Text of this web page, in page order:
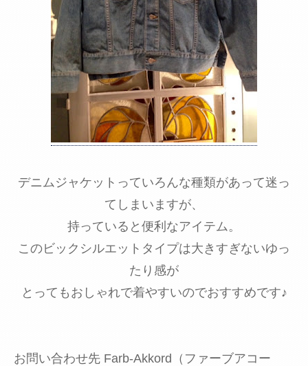
デニムジャケットっていろんな種類があって迷っ
てしまいますが、
持っていると便利なアイテム。
このビックシルエットタイプは大きすぎないゆっ
たり感が
とってもおしゃれで着やすいのでおすすめです♪
お問い合わせ先 Farb-Akkord（ファーブアコー